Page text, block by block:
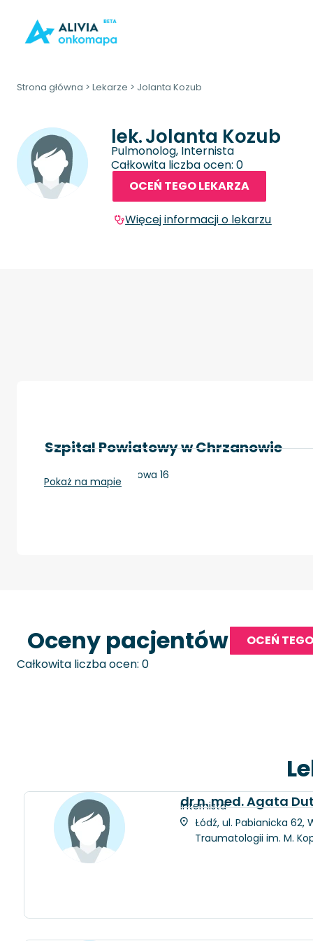
Strona główna > Lekarze > Jolanta Kozub
lek.Jolanta Kozub
Pulmonolog, Internista
Całkowita liczba ocen: 0
OCEŃ TEGO LEKARZA
Więcej informacji o lekarzu
Szpital Powiatowy w Chrzanowie
Chrzanów, Topolowa 16
Pokaż na mapie
Oceny pacjentów
OCEŃ
Całkowita liczba ocen: 0
dr n. med. Agata
Internista
Łódź, ul. Pabianicka
Traumatologii im. M.